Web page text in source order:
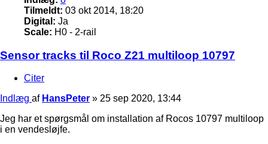
Tilmeldt: 03 okt 2014, 18:20
Digital: Ja
Scale: H0 - 2-rail
Sensor tracks til Roco Z21 multiloop 10797
Citer
Indlæg af HansPeter » 25 sep 2020, 13:44
Jeg har et spørgsmål om installation af Rocos 10797 multiloop
i en vendesløjfe.